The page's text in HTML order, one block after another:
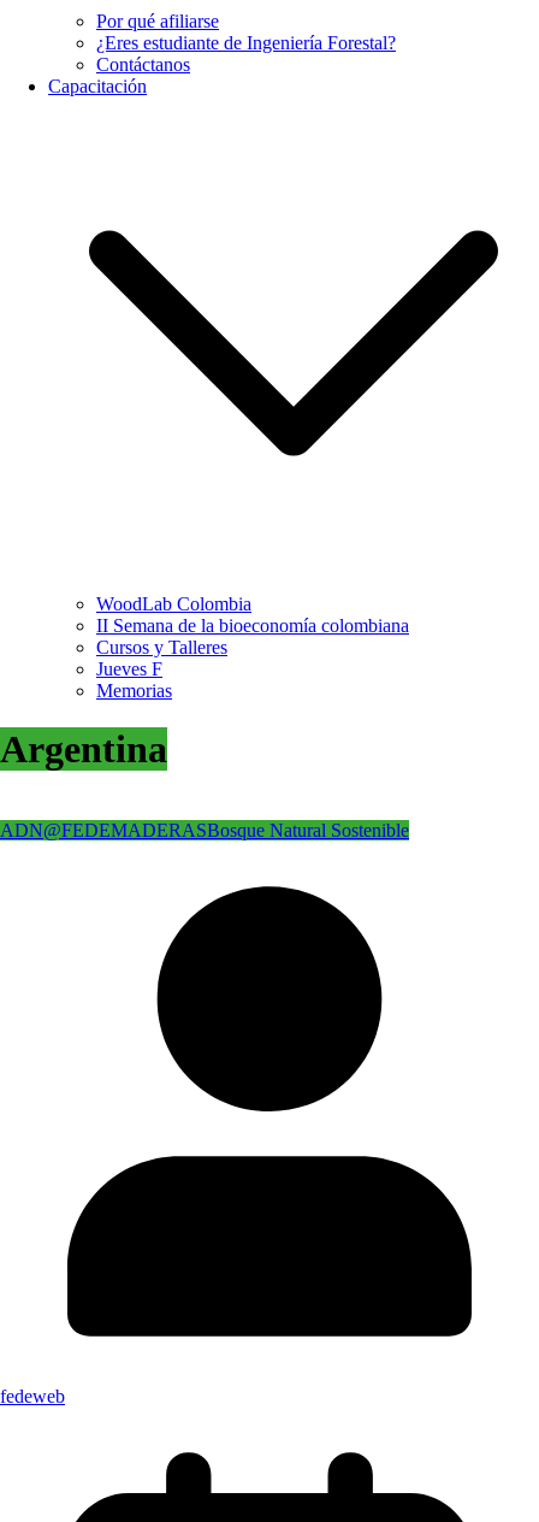
Por qué afiliarse
¿Eres estudiante de Ingeniería Forestal?
Contáctanos
Capacitación
WoodLab Colombia
II Semana de la bioeconomía colombiana
Cursos y Talleres
Jueves F
Memorias
Argentina
ADN@FEDEMADERASBosque Natural Sostenible
fedeweb